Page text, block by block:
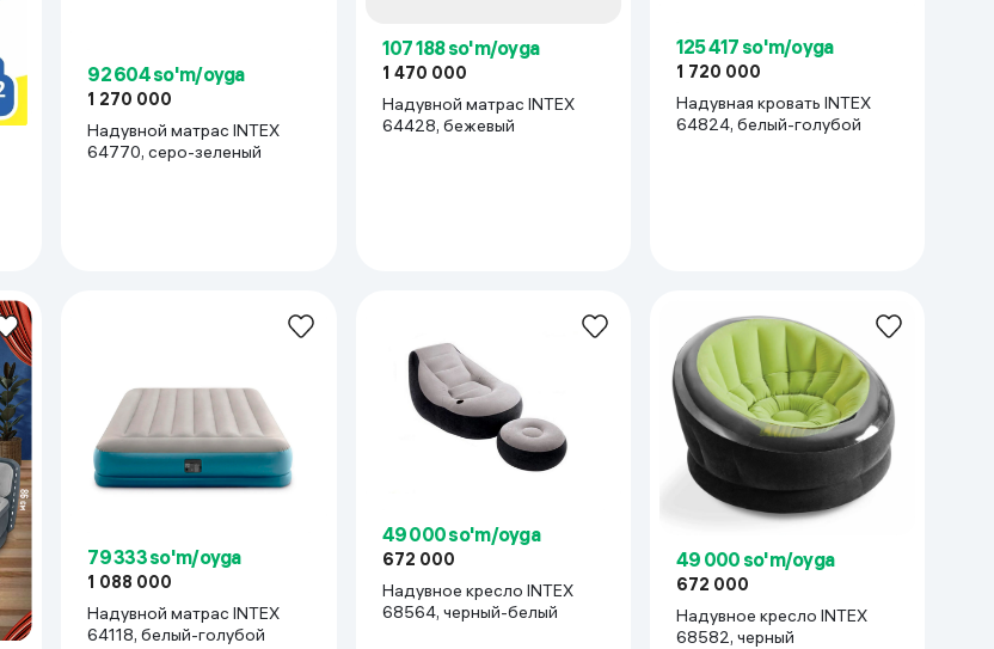
92 604 so'm/oyga
1 270 000
Надувной матрас INTEX
64770, серо-зеленый
107 188 so'm/oyga
1 470 000
Надувной матрас INTEX
64428, бежевый
125 417 so'm/oyga
1 720 000
Надувная кровать INTEX
64824, белый-голубой
79 333 so'm/oyga
1 088 000
Надувной матрас INTEX
64118, белый-голубой
49 000 so'm/oyga
672 000
Надувное кресло INTEX
68564, черный-белый
49 000 so'm/oyga
672 000
Надувное кресло INTEX
68582, черный